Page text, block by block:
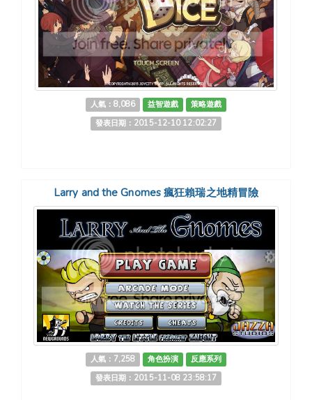
人氣：8,086 益智遊戲
策略遊戲
發表日期：2015-12-10 12:02:27
Larry and the Gnomes 瘋狂賴瑞之地精冒險
人氣：7,258 角色扮演
反應系列
發表日期：2015-11-08 23:58:17